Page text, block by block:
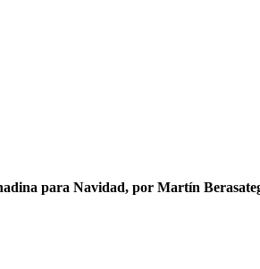
para Navidad, por Martín